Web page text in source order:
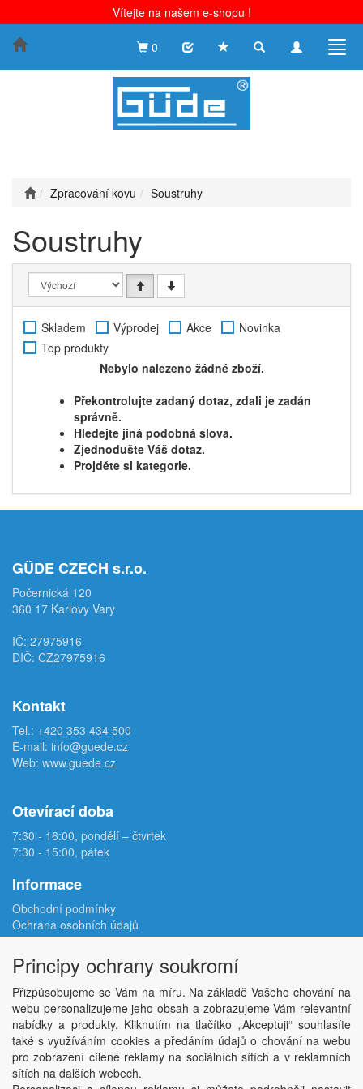
Vítejte na našem e-shopu !
Toggle
Toggle
0
Zpracování kovu Soustruhy
Soustruhy
Skladem Výprodej Akce
Novinka
Top produkty
Nebylo nalezeno žádné zboží.
Překontrolujte zadaný dotaz, zdali je zadán
správně.
Hledejte jiná podobná slova.
Zjednodušte Váš dotaz.
Projděte si kategorie.
GÜDE CZECH s.r.o.
Počernická 120
360 17 Karlovy Vary
IČ: 27975916
DIČ: CZ27975916
Kontakt
Tel.: +420 353 434 500
E-mail: info@guede.cz
Web: www.guede.cz
Otevírací doba
7:30 - 16:00, pondělí – čtvrtek
7:30 - 15:00, pátek
Informace
Obchodní podmínky
Ochrana osobních údajů
Reklamační protokol
Odstoupení od smlouvy
Podmínky užití e-shopu
Doprava
Velkoobchod
Kontakt
Nastavení soukromí
Copyright © ABRA Software a.s. 2026,
Principy ochrany soukromí
Přizpůsobujeme se Vám na míru. Na základě Vašeho chování na
webu personalizujeme jeho obsah a zobrazujeme Vám relevantní
nabídky a produkty. Kliknutím na tlačítko „Akceptuji“ souhlasíte
také s využíváním cookies a předáním údajů o chování na webu
pro zobrazení cílené reklamy na sociálních sítích a v reklamních
sítích na dalších webech.